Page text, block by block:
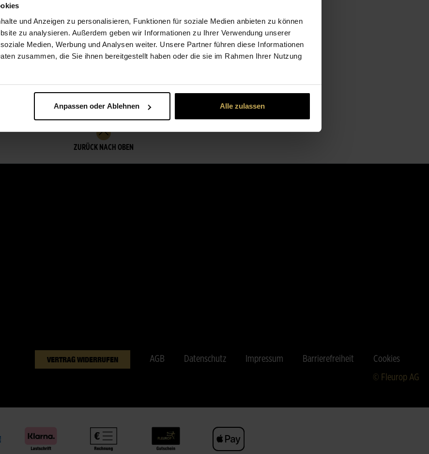
und Anzeigen zu personalisieren, Funktionen für soziale Medien anbieten zu können
zu analysieren. Außerdem geben wir Informationen zu Ihrer Verwendung unserer
Medien, Werbung und Analysen weiter. Unsere Partner führen diese Informationen
zusammen, die Sie ihnen bereitgestellt haben oder die sie im Rahmen Ihrer Nutzung
Anpassen oder Ablehnen Alle zulassen
Premium
15 red roses and Moet
champagne
168,00 €
ZURÜCK NACH OBEN
VERTRAG WIDERRUFEN AGB Datenschutz Impressum Barrierefreiheit
Cookies
© Fleurop AG